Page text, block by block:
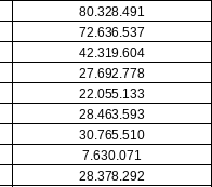
80.328.491
72.636.537
42.319.604
27.692.778
22.055.133
28.463.593
30.765.510
7.630.071
28.378.292